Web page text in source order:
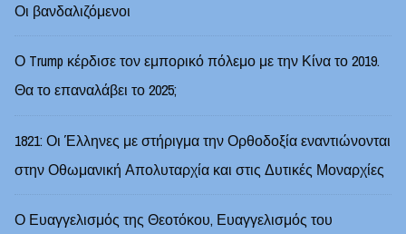
Οι βανδαλιζόμενοι
Ο Trump κέρδισε τον εμπορικό πόλεμο με την Κίνα το 2019.
Θα το επαναλάβει το 2025;
1821: Οι Έλληνες με στήριγμα την Ορθοδοξία εναντιώνονται
στην Οθωμανική Απολυταρχία και στις Δυτικές Μοναρχίες
Ο Ευαγγελισμός της Θεοτόκου, Ευαγγελισμός του